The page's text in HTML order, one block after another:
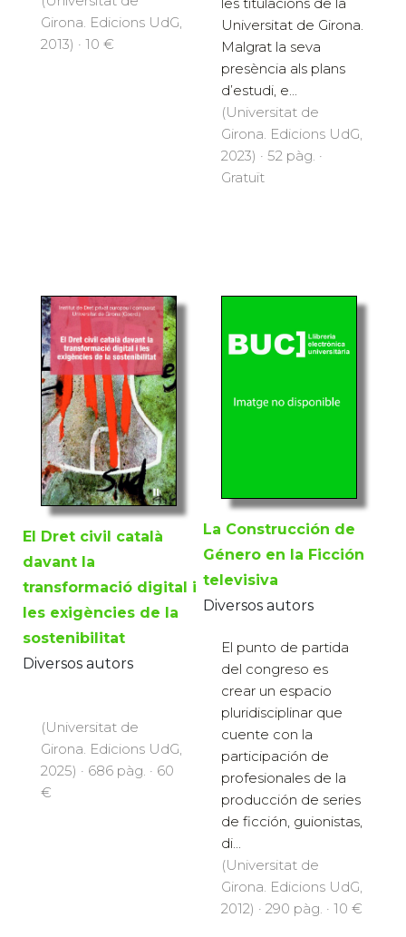
Girona. Edicions UdG,
2013) · 10 €
Universitat de Girona.
Malgrat la seva
presència als plans
d’estudi, e...
(Universitat de
Girona. Edicions UdG,
2023) · 52 pàg. ·
Gratuït
El Dret civil català
davant la
transformació digital i
les exigències de la
sostenibilitat
Diversos autors
(Universitat de
Girona. Edicions UdG,
2025) · 686 pàg. · 60
€
La Construcción de
Género en la Ficción
televisiva
Diversos autors
El punto de partida
del congreso es
crear un espacio
pluridisciplinar que
cuente con la
participación de
profesionales de la
producción de series
de ficción, guionistas,
di...
(Universitat de
Girona. Edicions UdG,
2012) · 290 pàg. · 10 €